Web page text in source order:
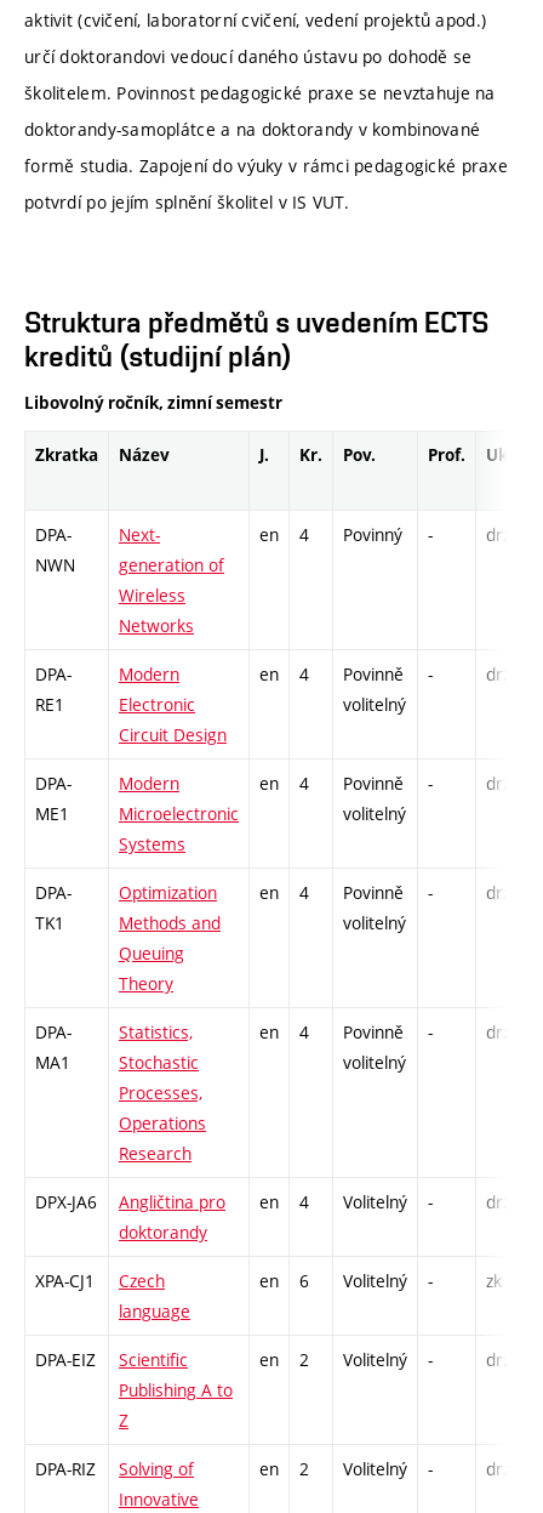
aktivit (cvičení, laboratorní cvičení, vedení projektů apod.)
určí doktorandovi vedoucí daného ústavu po dohodě se
školitelem. Povinnost pedagogické praxe se nevztahuje na
doktorandy-samoplátce a na doktorandy v kombinované
formě studia. Zapojení do výuky v rámci pedagogické praxe
potvrdí po jejím splnění školitel v IS VUT.
Struktura předmětů s uvedením ECTS
kreditů (studijní plán)
Libovolný ročník, zimní semestr
Zkratka Název J. Kr. Pov. Prof. Uk.
DPA-
NWN
Next-
generation of
Wireless
Networks
en 4 Povinný - drzk
DPA-
RE1
Modern
Electronic
Circuit Design
en 4
Povinně
volitelný
- drzk
DPA-
ME1
Modern
Microelectronic
Systems
en 4
Povinně
volitelný
- drzk
DPA-
TK1
Optimization
Methods and
Queuing
Theory
en 4
Povinně
volitelný
- drzk
DPA-
MA1
Statistics,
Stochastic
Processes,
Operations
Research
en 4
Povinně
volitelný
- drzk
DPX-JA6
Angličtina pro
doktorandy
en 4 Volitelný - drzk
XPA-CJ1
Czech
language
en 6 Volitelný - zk
DPA-EIZ
Scientific
Publishing A to
Z
en 2 Volitelný - drzk
DPA-RIZ
Solving of
Innovative
en 2 Volitelný - drzk